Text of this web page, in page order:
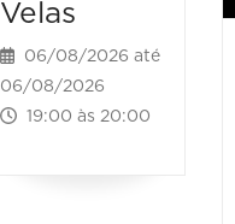
Velas
06/08/2026 até
06/08/2026
19:00 às 20:00